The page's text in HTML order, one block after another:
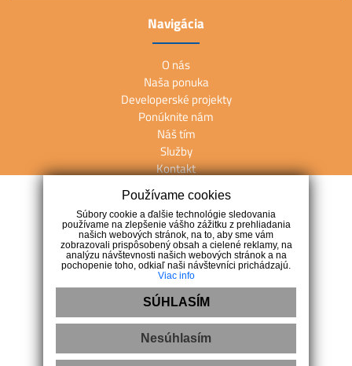
Navigácia
O nás
Naša ponuka
Developerské projekty
Ponúknite nám
Náš tím
Služby
Kontakt
Kontakt
M. R. Štefánika 27, 902 01 Pezinok
+421 911 247 257
info@arete.sk
Používame cookies
Súbory cookie a ďalšie technológie sledovania
používame na zlepšenie vášho zážitku z prehliadania
našich webových stránok, na to, aby sme vám
zobrazovali prispôsobený obsah a cielené reklamy, na
analýzu návštevnosti našich webových stránok a na
pochopenie toho, odkiaľ naši návštevníci prichádzajú.
Viac info
SÚHLASÍM
Nesúhlasím